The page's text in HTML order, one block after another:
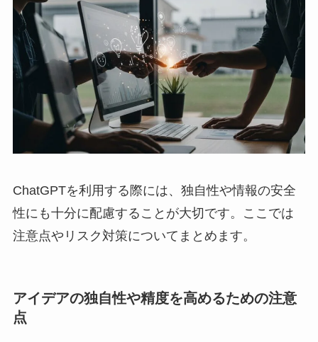
ChatGPTを利用する際には、独自性や情報の安全
性にも十分に配慮することが大切です。ここでは
注意点やリスク対策についてまとめます。
アイデアの独自性や精度を高めるための注意
点